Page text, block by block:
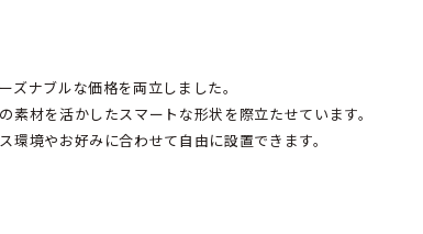
ズナブルな価格を両立しました。
材を活かしたスマートな形状を際立たせています。
境やお好みに合わせて自由に設置できます。